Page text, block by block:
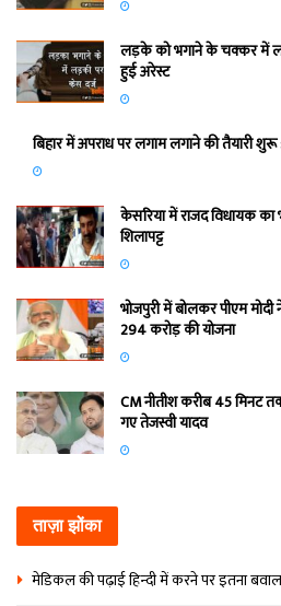
लड़के को भगाने के चक्कर में
हुई अरेस्ट
बिहार में अपराध पर लगाम लगाने की तैयारी शुरू :
केसरिया में राजद विधायक का
शिलापट्ट
भोजपुरी में बोलकर पीएम मोदी
294 करोड़ की योजना
CM नीतीश करीब 45 मिनट
गए तेजस्वी यादव
ताज़ा झोंका
मेडिकल की पढ़ाई हिन्‍दी में करने पर इतना